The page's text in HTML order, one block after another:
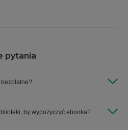
pytania
by wypożyczyć ebooka?